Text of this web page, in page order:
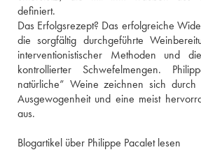
definiert.
Das Erfolgsrezept? Das erfolgreiche
die sorgfältig durchgeführte
interventionistischer Methoden und
kontrollierter Schwefelmengen.
natürliche” Weine zeichnen sich durch
Ausgewogenheit und eine meist
aus.
Blogartikel über Philippe Pacalet lesen